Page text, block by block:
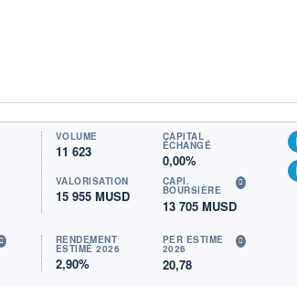
VOLUME
11 623
CAPITAL
ÉCHANGÉ
0,00%
VALORISATION
15 955 MUSD
CAPI.
BOURSIÈRE
13 705 MUSD
RENDEMENT
ESTIMÉ 2026
2,90%
PER ESTIMÉ
2026
20,78